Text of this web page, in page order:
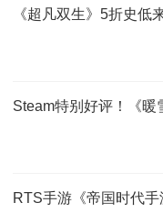
《超凡双生》5折史低
Steam特别好评！《暖
RTS手游《帝国时代